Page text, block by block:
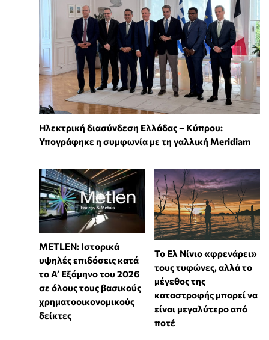
Ηλεκτρική διασύνδεση Ελλάδας – Κύπρου:
Υπογράφηκε η συμφωνία με τη γαλλική Meridiam
METLEN: Ιστορικά
υψηλές επιδόσεις κατά
το Α’ Εξάμηνο του 2026
σε όλους τους βασικούς
χρηματοοικονομικούς
δείκτες
Το Ελ Νίνιο «φρενάρει»
τους τυφώνες, αλλά το
μέγεθος της
καταστροφής μπορεί να
είναι μεγαλύτερο από
ποτέ